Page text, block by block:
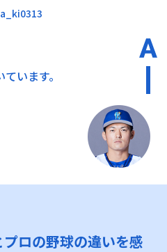
います。
ロの野球の違いを感